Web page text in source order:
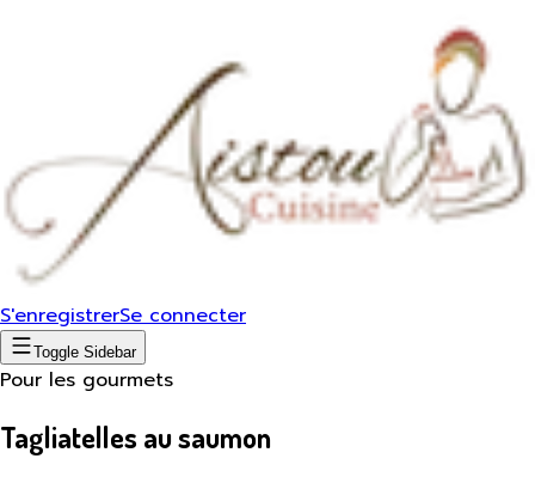
S'enregistrerSe connecter
Toggle Sidebar
Pour les gourmets
Tagliatelles au saumon